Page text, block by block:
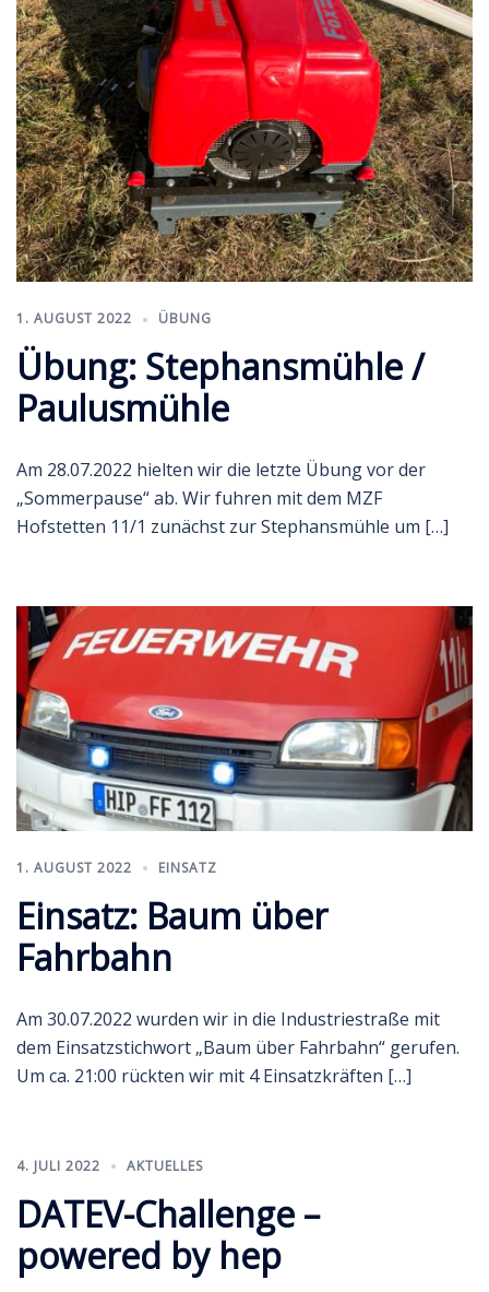
1. AUGUST 2022 ÜBUNG
Übung: Stephansmühle /
Paulusmühle
Am 28.07.2022 hielten wir die letzte Übung vor der
„Sommerpause“ ab. Wir fuhren mit dem MZF
Hofstetten 11/1 zunächst zur Stephansmühle um […]
1. AUGUST 2022 EINSATZ
Einsatz: Baum über
Fahrbahn
Am 30.07.2022 wurden wir in die Industriestraße mit
dem Einsatzstichwort „Baum über Fahrbahn“ gerufen.
Um ca. 21:00 rückten wir mit 4 Einsatzkräften […]
4. JULI 2022 AKTUELLES
DATEV-Challenge –
powered by hep